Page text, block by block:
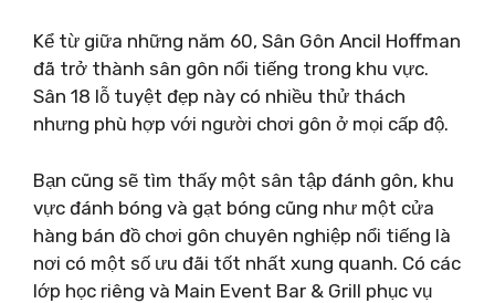
Kể từ giữa những năm 60, Sân Gôn Ancil Hoffman
đã trở thành sân gôn nổi tiếng trong khu vực.
Sân 18 lỗ tuyệt đẹp này có nhiều thử thách
nhưng phù hợp với người chơi gôn ở mọi cấp độ.
Bạn cũng sẽ tìm thấy một sân tập đánh gôn, khu
vực đánh bóng và gạt bóng cũng như một cửa
hàng bán đồ chơi gôn chuyên nghiệp nổi tiếng là
nơi có một số ưu đãi tốt nhất xung quanh. Có các
lớp học riêng và Main Event Bar & Grill phục vụ